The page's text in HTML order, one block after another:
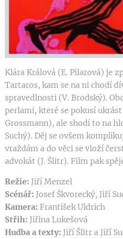
Klára Králová (E. Pilarová) je
Tartaros, kam se na ni chodí
spravedlnosti (V. Brodský).
perlami, které se pokusí
Grossmann), ale shodí to na
Suchý). Děj se ovšem
vraždám a do věci se vloží
advokát (J. Šlitr). Film pak
Režie: Jiří Menzel
Scénář: Josef Škvorecký, Jiří
Kamera: František Uldrich
Střih: Jiřina Lukešová
Hudba a texty: Jiří Šlitr a Jiří